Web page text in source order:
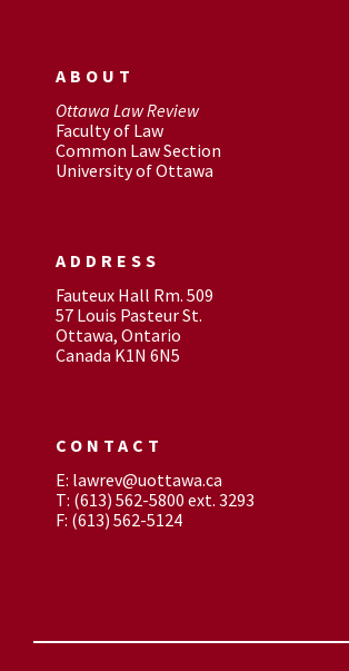
ABOUT
Ottawa Law Review
Faculty of Law
Common Law Section
University of Ottawa
ADDRESS
Fauteux Hall Rm. 509
57 Louis Pasteur St.
Ottawa, Ontario
Canada K1N 6N5
CONTACT
E: lawrev@uottawa.ca
T: (613) 562-5800 ext. 3293
F: (613) 562-5124